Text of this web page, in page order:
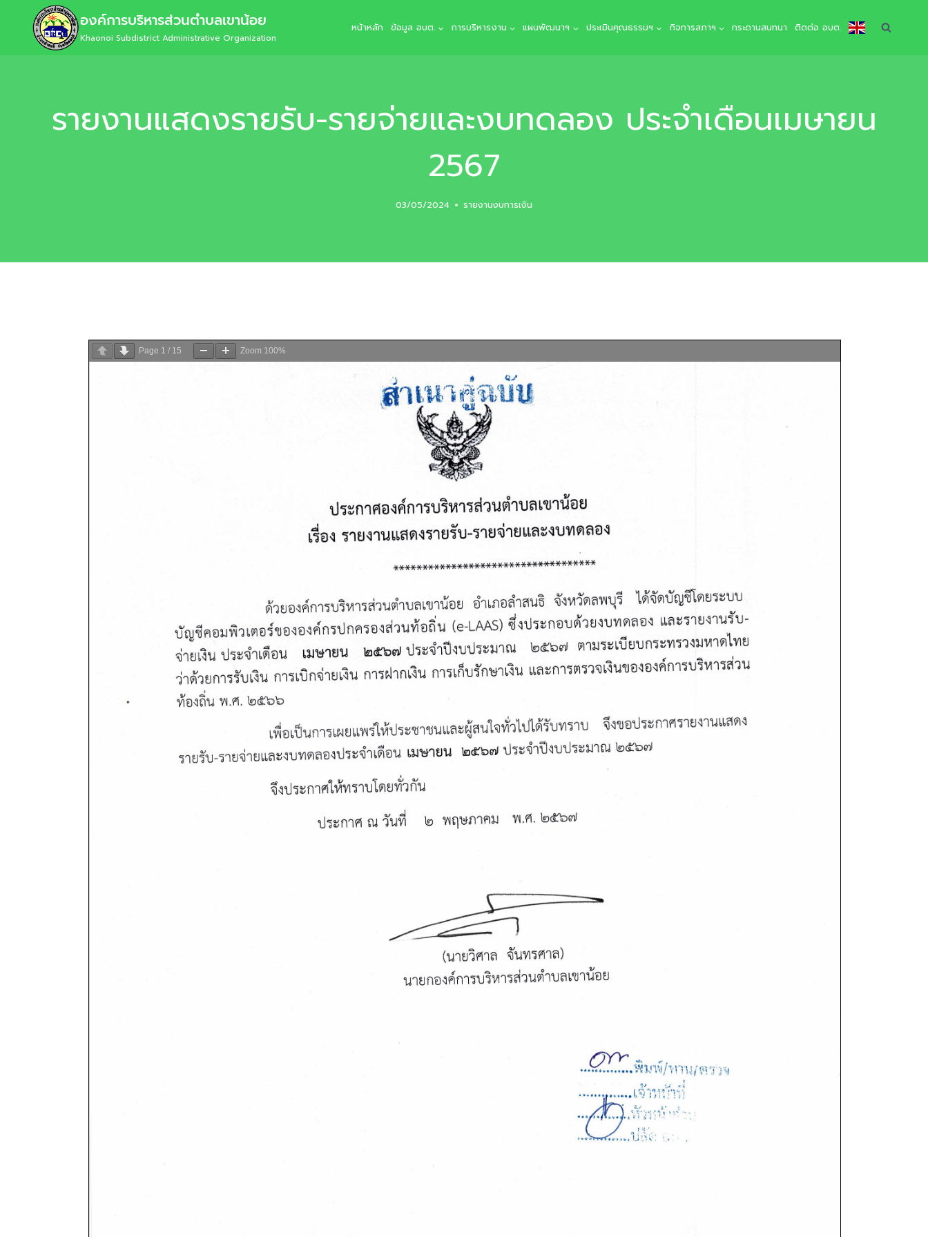
องค์การบริหารส่วนตำบลเขาน้อย
Khaonoi Subdistrict Administrative Organization
หน้าหลัก ข้อมูล อบต. การบริหารงาน แผนพัฒนาฯ ประเมินคุณธรรมฯ กิจการสภาฯ กระดานสนทนา ติดต่อ อบต.
รายงานแสดงรายรับ-รายจ่ายและงบทดลอง ประจำเดือนเมษายน
2567
03/05/2024 รายงานงบการเงิน
Page 1 / 15 Zoom 100%